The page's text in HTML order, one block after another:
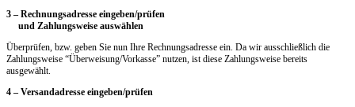
3 – Rechnungsadresse eingeben/prüfen
und Zahlungsweise auswählen
Überprüfen, bzw. geben Sie nun Ihre Rechnungsadresse ein. Da wir ausschließlich die
Zahlungsweise “Überweisung/Vorkasse” nutzen, ist diese Zahlungsweise bereits
ausgewählt.
4 – Versandadresse eingeben/prüfen